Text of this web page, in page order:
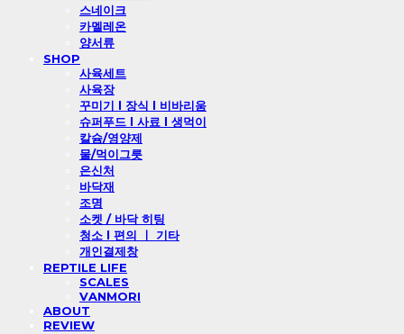
스네이크
카멜레온
양서류
SHOP
사육세트
사육장
꾸미기 l 장식 l 비바리움
슈퍼푸드 l 사료 l 생먹이
칼슘/영양제
물/먹이그릇
은신처
바닥재
조명
소켓 / 바닥 히팅
청소 l 편의 ㅣ 기타
개인결제창
REPTILE LIFE
SCALES
VANMORI
ABOUT
REVIEW